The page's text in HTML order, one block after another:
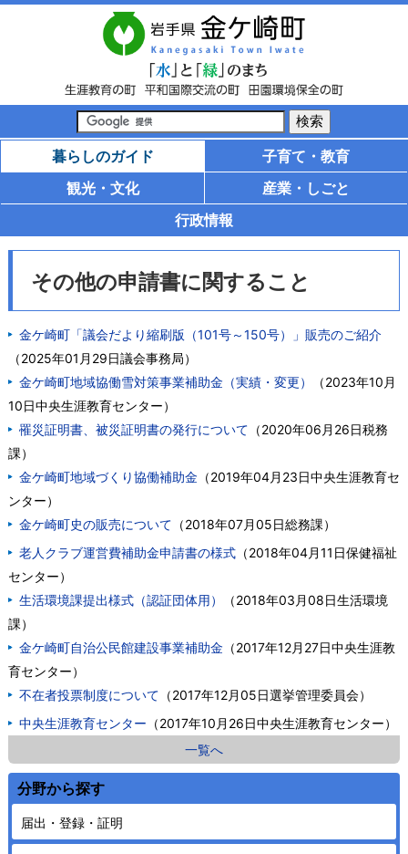
暮らしのガイド
子育て・教育
観光・文化
産業・しごと
行政情報
その他の申請書に関すること
金ケ崎町「議会だより縮刷版（101号～150号）」販売のご紹介
（2025年01月29日議会事務局）
金ケ崎町地域協働雪対策事業補助金（実績・変更）
（2023年10月
10日中央生涯教育センター）
罹災証明書、被災証明書の発行について （2020年06月26日税務
課）
金ケ崎町地域づくり協働補助金 （2019年04月23日中央生涯教育セ
ンター）
金ケ崎町史の販売について （2018年07月05日総務課）
老人クラブ運営費補助金申請書の様式（2018年04月11日保健福祉
センター）
生活環境課提出様式（認証団体用）
（2018年03月08日生活環境
課）
金ケ崎町自治公民館建設事業補助金 （2017年12月27日中央生涯教
育センター）
不在者投票制度について （2017年12月05日選挙管理委員会）
中央生涯教育センター （2017年10月26日中央生涯教育センター）
一覧へ
分野から探す
届出・登録・証明